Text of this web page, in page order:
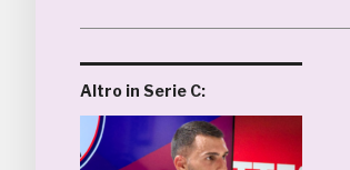
Altro in Serie C: